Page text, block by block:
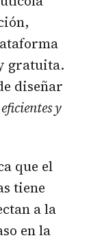
gratuita.
diseñar
y
que el
tiene
a la
en la